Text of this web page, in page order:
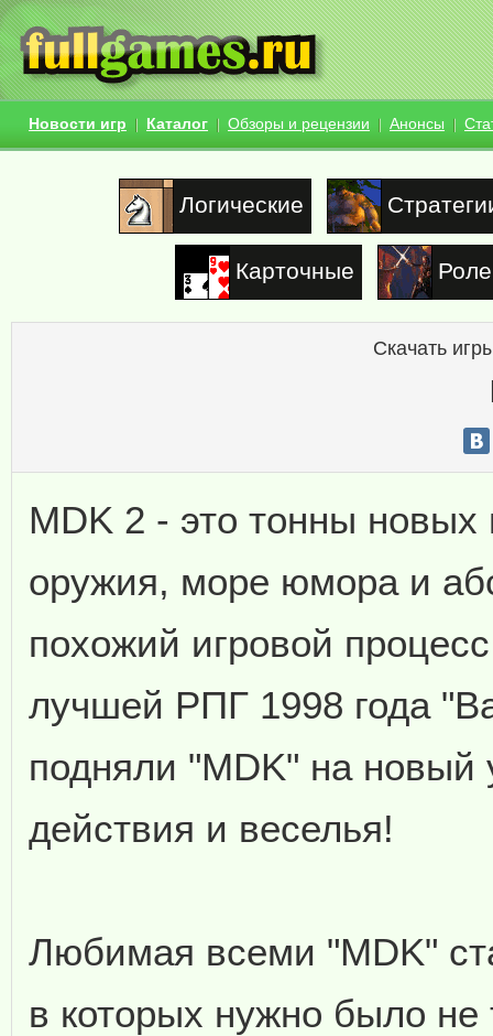
Новости игр Каталог Обзоры и рецензии Анонсы
Логические
Карточные
Скачать
MDK 2 - это тонны новых
оружия, море юмора и
похожий игровой
лучшей РПГ 1998 года
подняли "MDK" на новый
действия и веселья!
Любимая всеми "MDK"
в которых нужно было не